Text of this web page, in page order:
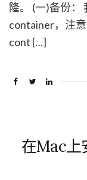
隆。 (一)备份：
container，注
cont […]
在Mac上